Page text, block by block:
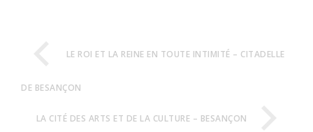
LE ROI ET LA REINE EN TOUTE INTIMITÉ – CITADELLE
DE BESANÇON
LA CITÉ DES ARTS ET DE LA CULTURE – BESANÇON